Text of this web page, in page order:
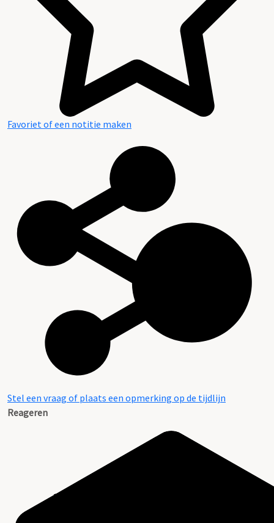
Favoriet of een notitie maken
Stel een vraag of plaats een opmerking op de tijdlijn
Reageren